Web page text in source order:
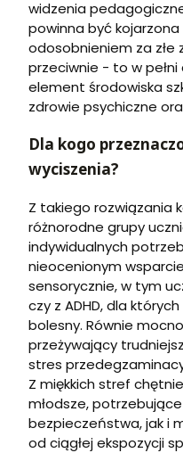
widzenia
powinna być
odosobnieniem za złe
przeciwnie - to w
element środowiska
zdrowie psychiczne
Dla kogo
wyciszenia?
Z takiego rozwiązania
różnorodne grupy
indywidualnych
nieocenionym
sensorycznie, w tym
czy z ADHD, dla
bolesny. Równie
przeżywający
stres
Z miękkich stref
młodsze,
bezpieczeństwa, jak i
od ciągłej ekspozycji